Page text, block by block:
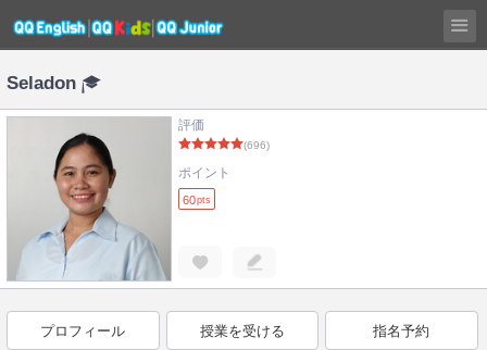
Seladon
評価
(696)
ポイント
60pts
プロフィール 授業を受ける 指名予約